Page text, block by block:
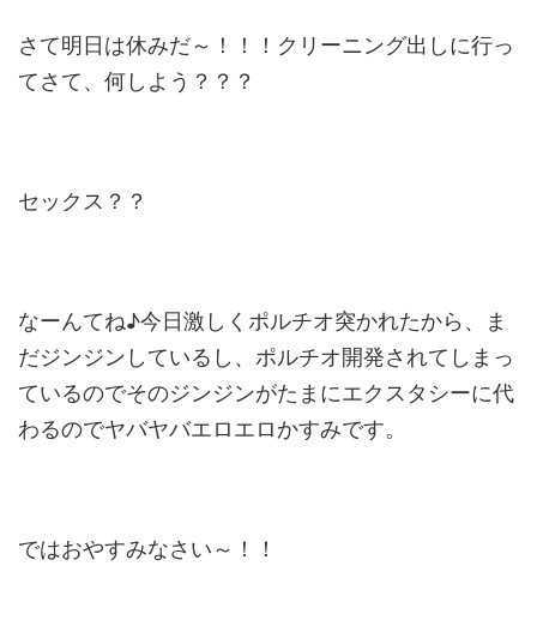
さて明日は休みだ～！！！クリーニング出しに行っ
てさて、何しよう？？？
セックス？？
なーんてね♪今日激しくポルチオ突かれたから、ま
だジンジンしているし、ポルチオ開発されてしまっ
ているのでそのジンジンがたまにエクスタシーに代
わるのでヤバヤバエロエロかすみです。
ではおやすみなさい～！！